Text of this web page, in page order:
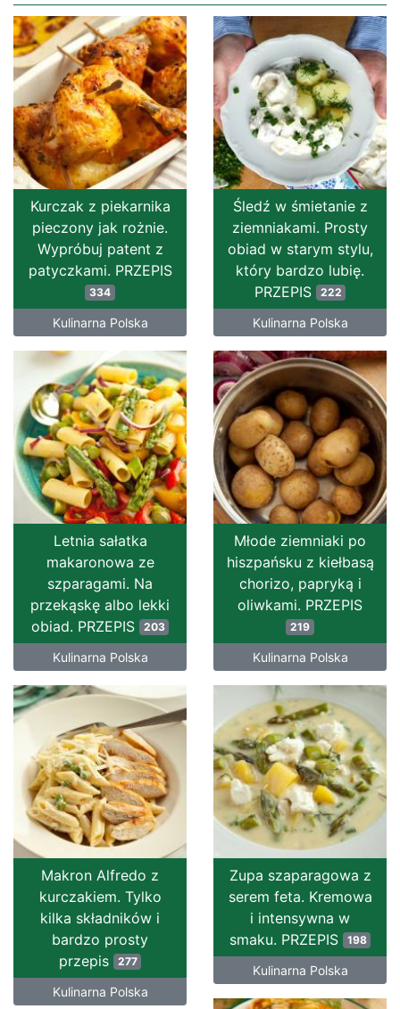
Kurczak z piekarnika
pieczony jak rożnie.
Wypróbuj patent z
patyczkami. PRZEPIS
334
Kulinarna Polska
Śledź w śmietanie z
ziemniakami. Prosty
obiad w starym stylu,
który bardzo lubię.
PRZEPIS
222
Kulinarna Polska
Letnia sałatka
makaronowa ze
szparagami. Na
przekąskę albo lekki
obiad. PRZEPIS
203
Kulinarna Polska
Młode ziemniaki po
hiszpańsku z kiełbasą
chorizo, papryką i
oliwkami. PRZEPIS
219
Kulinarna Polska
Makron Alfredo z
kurczakiem. Tylko
kilka składników i
bardzo prosty
przepis
277
Kulinarna Polska
Zupa szaparagowa z
serem feta. Kremowa
i intensywna w
smaku. PRZEPIS
198
Kulinarna Polska